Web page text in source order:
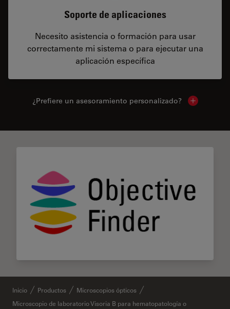
Soporte de aplicaciones
Necesito asistencia o formación para usar
correctamente mi sistema o para ejecutar una
aplicación específica
¿Prefiere un asesoramiento personalizado? Show local
Inicio Productos
Microscopios ópticos
Microscopio de laboratorio Visoria B para hematopatología o